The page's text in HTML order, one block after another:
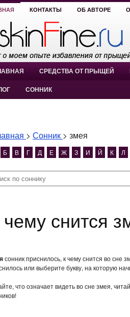
КОНТАКТЫ ОБ АВТОРЕ
СРЕДСТВА ОТ ПРЫЩЕЙ
СОННИК
> Сонник > змея
Б В Г Д Е Ж З И Й К Л
К чему снится
сонник приснилось, к чему снится во сне
или выберите букву, на которую
что означает видеть во сне змея,